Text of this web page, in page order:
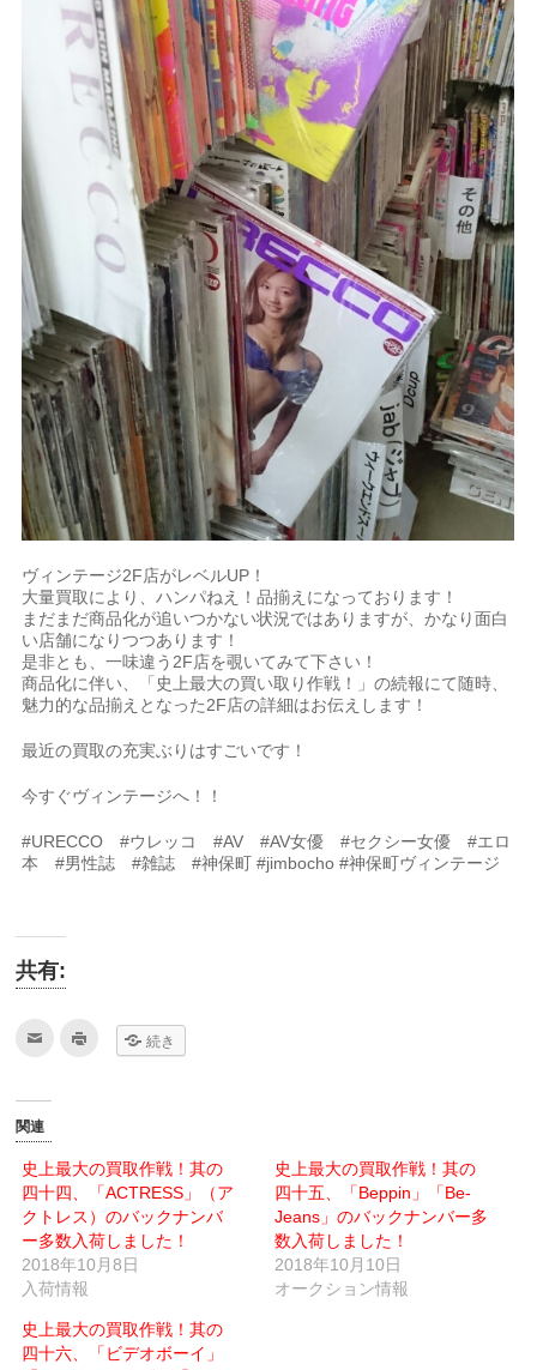
ヴィンテージ2F店がレベルUP！
大量買取により、ハンパねえ！品揃えになっております！
まだまだ商品化が追いつかない状況ではありますが、かなり面白
い店舗になりつつあります！
是非とも、一味違う2F店を覗いてみて下さい！
商品化に伴い、「史上最大の買い取り作戦！」の続報にて随時、
魅力的な品揃えとなった2F店の詳細はお伝えします！
最近の買取の充実ぶりはすごいです！
今すぐヴィンテージへ！！
#URECCO #ウレッコ #AV #AV女優 #セクシー女優 #エロ
本 #男性誌 #雑誌 #神保町 #jimbocho #神保町ヴィンテージ
共有:
て
メ
ー
ル
で
送
信
(新
し
い
ウ
ン
ド
ウ
で
し
い
ウ
ィ
ン
ド
ウ
で
開
す)
続き
関連
史上最大の買取作戦！其の
四十四、「ACTRESS」（ア
クトレス）のバックナンバ
ー多数入荷しました！
2018年10月8日
入荷情報
史上最大の買取作戦！其の
四十五、「Beppin」「Be-
Jeans」のバックナンバー多
数入荷しました！
2018年10月10日
オークション情報
史上最大の買取作戦！其の
四十六、「ビデオボーイ」